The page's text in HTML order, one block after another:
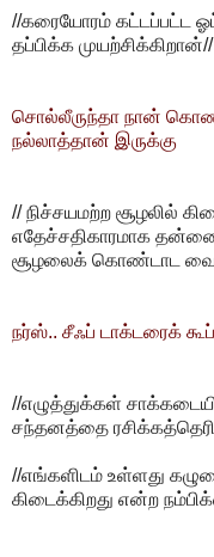
//கரையோரம் கட்டப்பட்ட
தப்பிக்க முயற்சிக்கிறான்//
சொல்லீருந்தா நான்
நல்லாத்தான் இருக்கு
// நிச்சயமற்ற சூழலில்
எதேச்சதிகாரமாக தன்னை
சூழலைக் கொண்டாட
நர்ஸ்.. சீஃப் டாக்டரைக்
//எழுத்துக்கள்
சந்தனத்தை
//எங்களிடம் உள்ளது
கிடைக்கிறது என்ற